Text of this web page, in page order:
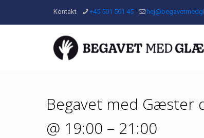
Kontakt +45 501 501 45
Begavet med Gæster
@ 19:00 – 21:00